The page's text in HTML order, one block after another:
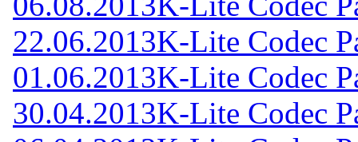
22.06.2013K-Lite Codec
01.06.2013K-Lite Codec
30.04.2013K-Lite Codec